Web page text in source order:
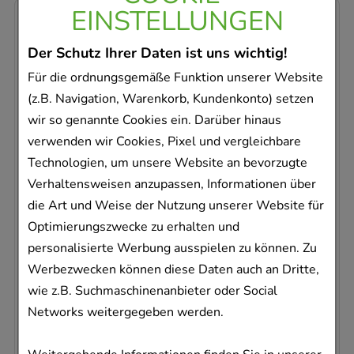
EINSTELLUNGEN
Der Schutz Ihrer Daten ist uns wichtig!
Für die ordnungsgemäße Funktion unserer Website
(z.B. Navigation, Warenkorb, Kundenkonto) setzen
wir so genannte Cookies ein. Darüber hinaus
verwenden wir Cookies, Pixel und vergleichbare
Technologien, um unsere Website an bevorzugte
Verhaltensweisen anzupassen, Informationen über
die Art und Weise der Nutzung unserer Website für
Optimierungszwecke zu erhalten und
personalisierte Werbung ausspielen zu können. Zu
Werbezwecken können diese Daten auch an Dritte,
wie z.B. Suchmaschinenanbieter oder Social
Networks weitergegeben werden.
DR.HAUSCHKA beruhigende Maske
Sondergröße
WALA Heilmittel GmbH Dr. Hauschka Kosmetik
12.5
Gesichtsmaske
16835540
Dieses Produkt ist zur Zeit nicht verfügbar
AVP: 10,00 €²
537,60 €pro 1 l